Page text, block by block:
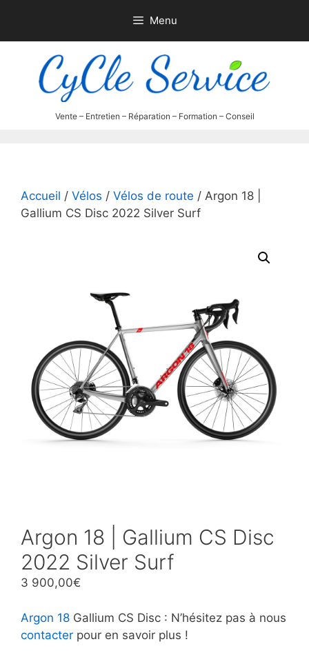
contenu
Menu
Accueil / Vélos / Vélos de route / Argon 18 |
Gallium CS Disc 2022 Silver Surf
Argon 18 | Gallium CS Disc
2022 Silver Surf
3 900,00€
Argon 18 Gallium CS Disc : N’hésitez pas à nous
contacter pour en savoir plus !